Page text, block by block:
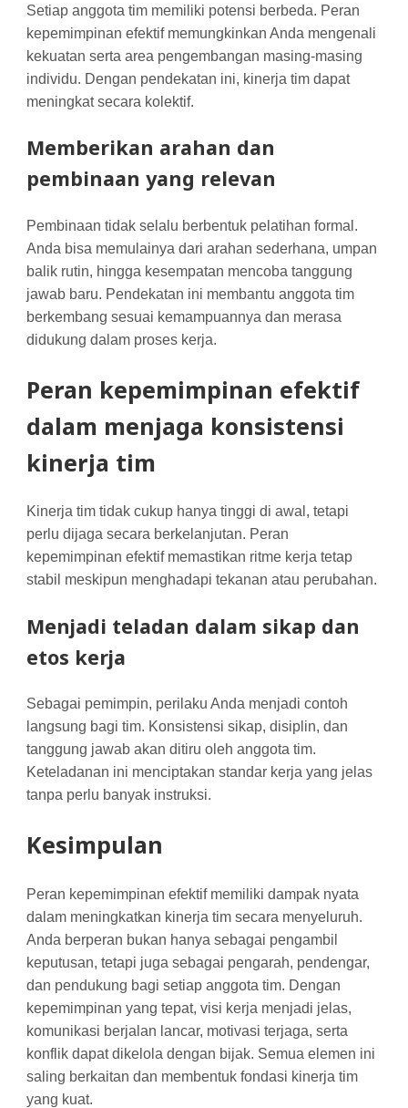
Setiap anggota tim memiliki potensi berbeda. Peran
kepemimpinan efektif memungkinkan Anda mengenali
kekuatan serta area pengembangan masing-masing
individu. Dengan pendekatan ini, kinerja tim dapat
meningkat secara kolektif.
Memberikan arahan dan
pembinaan yang relevan
Pembinaan tidak selalu berbentuk pelatihan formal.
Anda bisa memulainya dari arahan sederhana, umpan
balik rutin, hingga kesempatan mencoba tanggung
jawab baru. Pendekatan ini membantu anggota tim
berkembang sesuai kemampuannya dan merasa
didukung dalam proses kerja.
Peran kepemimpinan efektif
dalam menjaga konsistensi
kinerja tim
Kinerja tim tidak cukup hanya tinggi di awal, tetapi
perlu dijaga secara berkelanjutan. Peran
kepemimpinan efektif memastikan ritme kerja tetap
stabil meskipun menghadapi tekanan atau perubahan.
Menjadi teladan dalam sikap dan
etos kerja
Sebagai pemimpin, perilaku Anda menjadi contoh
langsung bagi tim. Konsistensi sikap, disiplin, dan
tanggung jawab akan ditiru oleh anggota tim.
Keteladanan ini menciptakan standar kerja yang jelas
tanpa perlu banyak instruksi.
Kesimpulan
Peran kepemimpinan efektif memiliki dampak nyata
dalam meningkatkan kinerja tim secara menyeluruh.
Anda berperan bukan hanya sebagai pengambil
keputusan, tetapi juga sebagai pengarah, pendengar,
dan pendukung bagi setiap anggota tim. Dengan
kepemimpinan yang tepat, visi kerja menjadi jelas,
komunikasi berjalan lancar, motivasi terjaga, serta
konflik dapat dikelola dengan bijak. Semua elemen ini
saling berkaitan dan membentuk fondasi kinerja tim
yang kuat.